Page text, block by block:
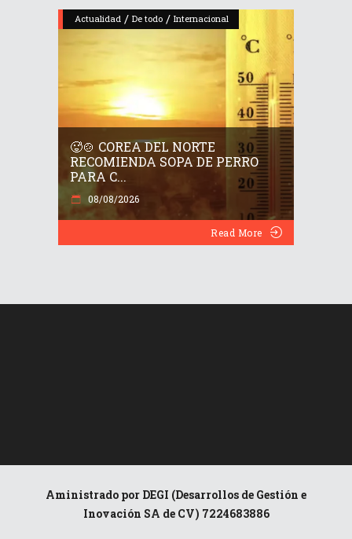
Actualidad / De todo / Internacional
🥵🍲 COREA DEL NORTE
RECOMIENDA SOPA DE PERRO
PARA C...
08/08/2026
Read More
Aministrado por DEGI (Desarrollos de Gestión e
Inovación SA de CV) 7224683886